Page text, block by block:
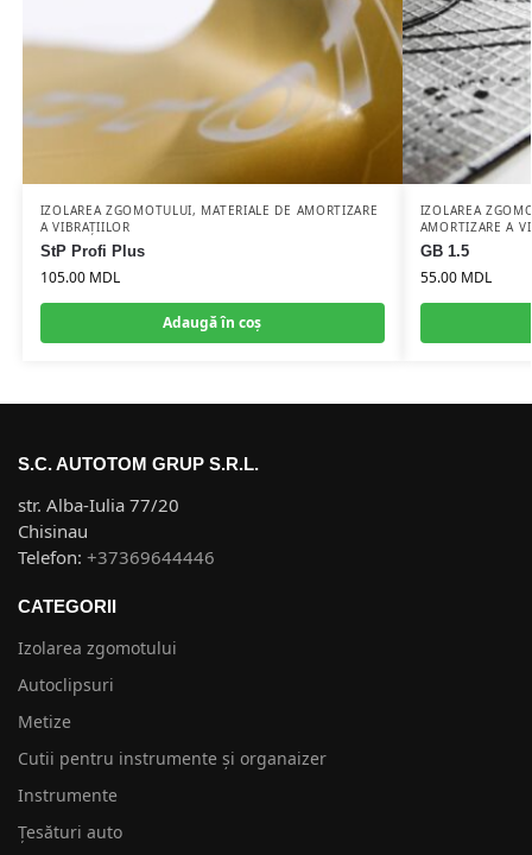
IZOLAREA ZGOMOTULUI, MATERIALE DE AMORTIZARE
A VIBRAȚIILOR
StP Profi Plus
105.00 MDL
Adaugă în coș
IZOLAREA
AMORTIZARE A
GB 1.5
55.00 MDL
S.C. AUTOTOM GRUP S.R.L.
str. Alba-Iulia 77/20
Chisinau
Telefon: +37369644446
CATEGORII
Izolarea zgomotului
Autoclipsuri
Metize
Cutii pentru instrumente și organaizer
Instrumente
Țesături auto